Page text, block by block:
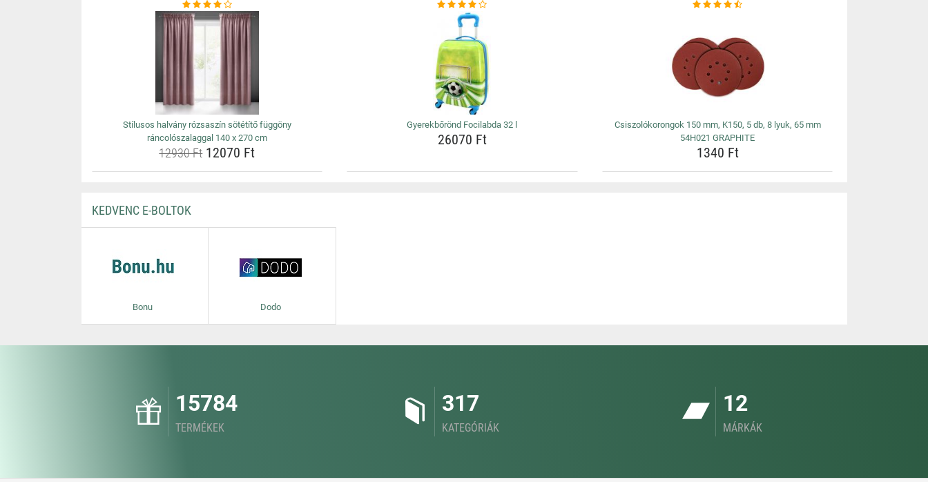
Stílusos halvány rózsaszín sötétítő függöny
ráncolószalaggal 140 x 270 cm
12930 Ft12070 Ft
Gyerekbőrönd Focilabda 32 l
26070 Ft
Csiszolókorongok 150 mm, K150, 5 db, 8 lyuk, 65 mm
54H021 GRAPHITE
1340 Ft
KEDVENC E-BOLTOK
Bonu Dodo
15784
TERMÉKEK
317
KATEGÓRIÁK
12
MÁRKÁK